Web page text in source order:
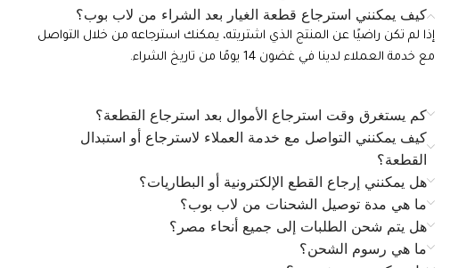
كيف يمكنني استرجاع قطعة الغيار بعد الشراء من لاب بوب؟
إذا لم تكن راضيًا عن المنتج الذي اشتريته، يمكنك استرجاعه من خلال التواصل
مع خدمة العملاء لدينا في غضون 14 يومًا من تاريخ الشراء.
كم يستغرق وقت استرجاع الأموال بعد استرجاع القطعة؟
كيف يمكنني التواصل مع خدمة العملاء لاسترجاع أو استبدال
القطعة؟
هل يمكنني إرجاع القطع الإلكترونية أو البطاريات؟
ما هي مدة توصيل الشحنات من لاب بوب؟
هل يتم شحن الطلبات إلى جميع أنحاء مصر؟
ما هي رسوم الشحن؟